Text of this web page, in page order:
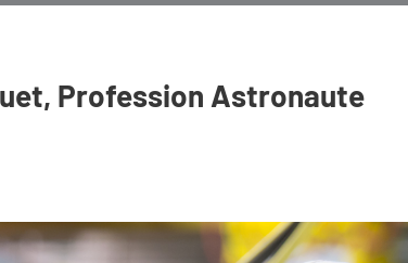
Profession Astronaute